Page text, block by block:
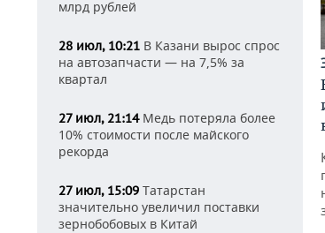
млрд рублей
28 июл, 10:21 В Казани вырос спрос
на автозапчасти — на 7,5% за
квартал
27 июл, 21:14Медь потеряла более
10% стоимости после майского
рекорда
27 июл, 15:09 Татарстан
значительно увеличил поставки
зернобобовых в Китай